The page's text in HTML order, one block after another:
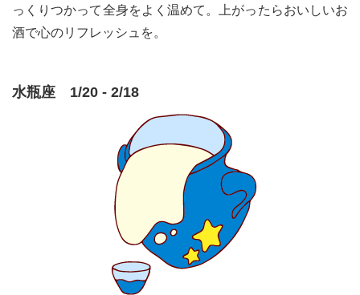
ノミスタイル] 公式twitterペ
エノミスタイル] 公式facebookペ
style[イエノミスタイル] 公式
っくりつかって全身をよく温めて。上がったらおいしいお
酒で心のリフレッシュを。
水瓶座 1/20 - 2/18